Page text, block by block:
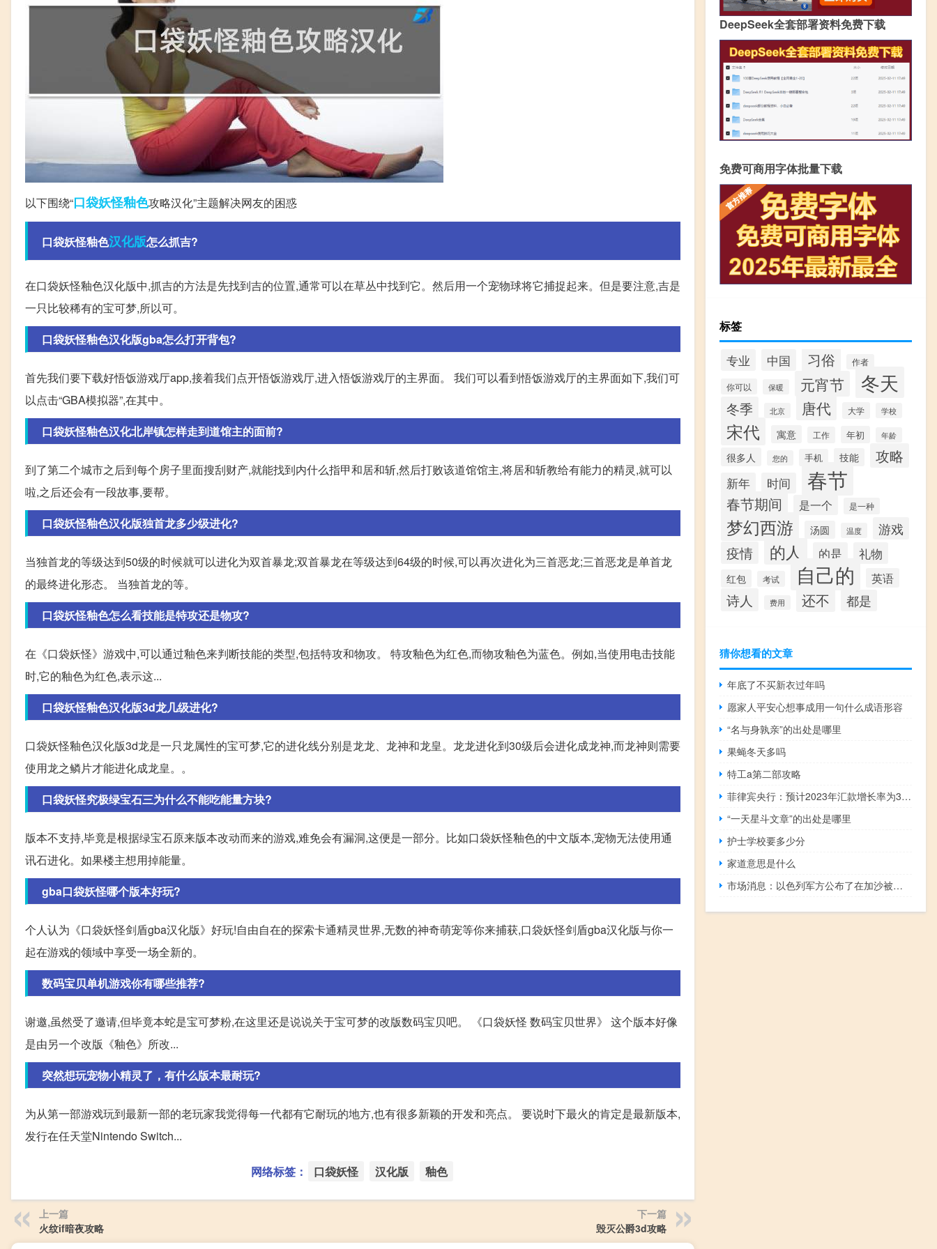
以下围绕“口袋妖怪釉色攻略汉化”主题解决网友的困惑
口袋妖怪釉色汉化版怎么抓吉?
在口袋妖怪釉色汉化版中,抓吉的方法是先找到吉的位置,通常可以在草丛中找到它。然后用一个宠物球将它捕捉起来。但是要注意,吉是
一只比较稀有的宝可梦,所以可。
口袋妖怪釉色汉化版gba怎么打开背包?
首先我们要下载好悟饭游戏厅app,接着我们点开悟饭游戏厅,进入悟饭游戏厅的主界面。 我们可以看到悟饭游戏厅的主界面如下,我们可
以点击“GBA模拟器”,在其中。
口袋妖怪釉色汉化北岸镇怎样走到道馆主的面前?
到了第二个城市之后到每个房子里面搜刮财产,就能找到内什么指甲和居和斩,然后打败该道馆馆主,将居和斩教给有能力的精灵,就可以
啦,之后还会有一段故事,要帮。
口袋妖怪釉色汉化版独首龙多少级进化?
当独首龙的等级达到50级的时候就可以进化为双首暴龙;双首暴龙在等级达到64级的时候,可以再次进化为三首恶龙;三首恶龙是单首龙
的最终进化形态。 当独首龙的等。
口袋妖怪釉色怎么看技能是特攻还是物攻?
在《口袋妖怪》游戏中,可以通过釉色来判断技能的类型,包括特攻和物攻。 特攻釉色为红色,而物攻釉色为蓝色。例如,当使用电击技能
时,它的釉色为红色,表示这...
口袋妖怪釉色汉化版3d龙几级进化?
口袋妖怪釉色汉化版3d龙是一只龙属性的宝可梦,它的进化线分别是龙龙、龙神和龙皇。龙龙进化到30级后会进化成龙神,而龙神则需要
使用龙之鳞片才能进化成龙皇。。
口袋妖怪究极绿宝石三为什么不能吃能量方块?
版本不支持,毕竟是根据绿宝石原来版本改动而来的游戏,难免会有漏洞,这便是一部分。比如口袋妖怪釉色的中文版本,宠物无法使用通
讯石进化。如果楼主想用掉能量。
gba口袋妖怪哪个版本好玩?
个人认为《口袋妖怪剑盾gba汉化版》好玩!自由自在的探索卡通精灵世界,无数的神奇萌宠等你来捕获,口袋妖怪剑盾gba汉化版与你一
起在游戏的领域中享受一场全新的。
数码宝贝单机游戏你有哪些推荐?
谢邀,虽然受了邀请,但毕竟本蛇是宝可梦粉,在这里还是说说关于宝可梦的改版数码宝贝吧。 《口袋妖怪 数码宝贝世界》 这个版本好像
是由另一个改版《釉色》所改...
突然想玩宠物小精灵了，有什么版本最耐玩?
为从第一部游戏玩到最新一部的老玩家我觉得每一代都有它耐玩的地方,也有很多新颖的开发和亮点。 要说时下最火的肯定是最新版本,
发行在任天堂Nintendo Switch...
网络标签： 口袋妖怪 汉化版 釉色
上一篇
火纹if暗夜攻略
下一篇
毁灭公爵3d攻略
DeepSeek全套部署资料免费下载
免费可商用字体批量下载
标签
专业 中国 习俗 作者
你可以 保暖 元宵节 冬天
冬季 北京 唐代 大学 学校
宋代 寓意 工作 年初 年龄
很多人 您的 手机 技能 攻略
新年 时间 春节
春节期间 是一个 是一种
梦幻西游 汤圆 温度
游戏
疫情
的人 的是 礼物
红包 考试 自己的 英语
诗人 费用 还不 都是
猜你想看的文章
年底了不买新衣过年吗
愿家人平安心想事成用一句什么成语形容
“名与身孰亲”的出处是哪里
果蝇冬天多吗
特工a第二部攻略
菲律宾央行：预计2023年汇款增长率为3%预计到2023年底外汇储备将达到995亿美元
“一天星斗文章”的出处是哪里
护士学校要多少分
家道意思是什么
市场消息：以色列军方公布了在加沙被杀的另一名士兵的姓名